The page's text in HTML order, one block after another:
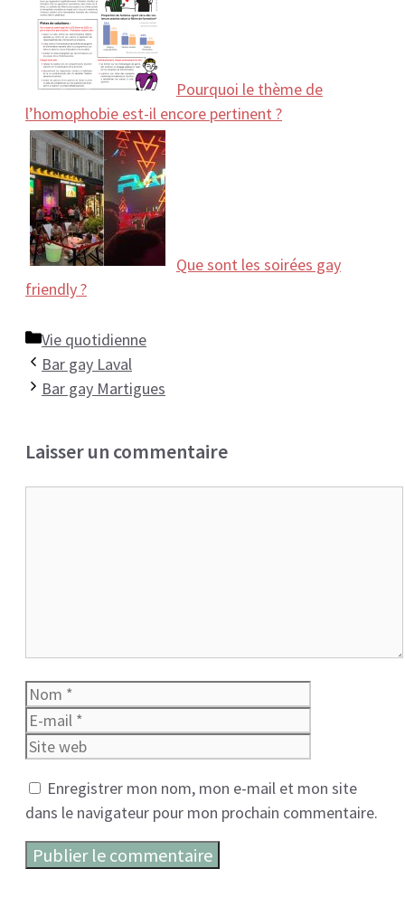
Pourquoi le thème de
l’homophobie est-il encore pertinent ?
Que sont les soirées gay
friendly ?
Catégories
Vie quotidienne
Bar gay Laval
Bar gay Martigues
Laisser un commentaire
Nom
Enregistrer mon nom, mon e-mail et mon site
dans le navigateur pour mon prochain commentaire.